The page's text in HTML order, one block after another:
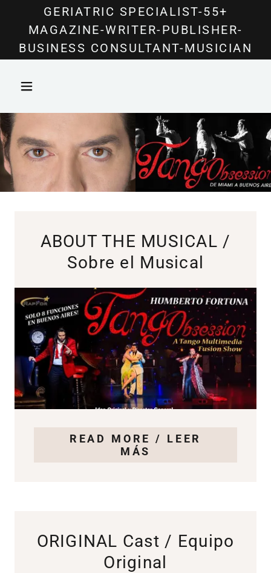
GERIATRIC SPECIALIST-55+
MAGAZINE-WRITER-PUBLISHER-
BUSINESS CONSULTANT-MUSICIAN
ABOUT THE MUSICAL /
Sobre el Musical
READ MORE / LEER
MÁS
ORIGINAL Cast / Equipo
Original